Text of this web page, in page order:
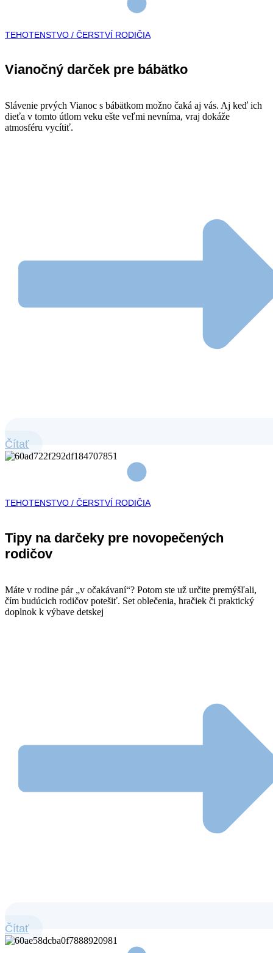
TEHOTENSTVO / ČERSTVÍ RODIČIA
Vianočný darček pre bábätko
Slávenie prvých Vianoc s bábätkom možno čaká aj vás. Aj keď ich
dieťa v tomto útlom veku ešte veľmi nevníma, vraj dokáže
atmosféru vycítiť.
Čítať
TEHOTENSTVO / ČERSTVÍ RODIČIA
Tipy na darčeky pre novopečených
rodičov
Máte v rodine pár „v očakávaní“? Potom ste už určite premýšľali,
čím budúcich rodičov potešiť. Set oblečenia, hračiek či praktický
doplnok k výbave detskej
Čítať